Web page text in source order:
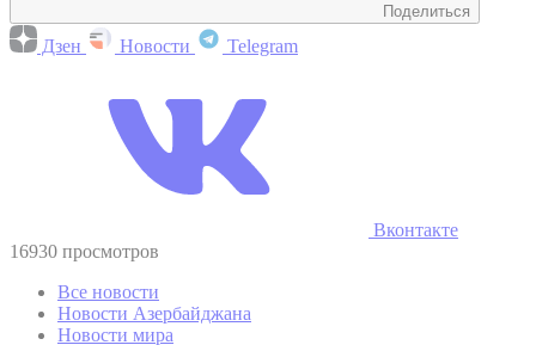
Поделиться
Дзен Новости Telegram
Вконтакте
16930 просмотров
Все новости
Новости Азербайджана
Новости мира